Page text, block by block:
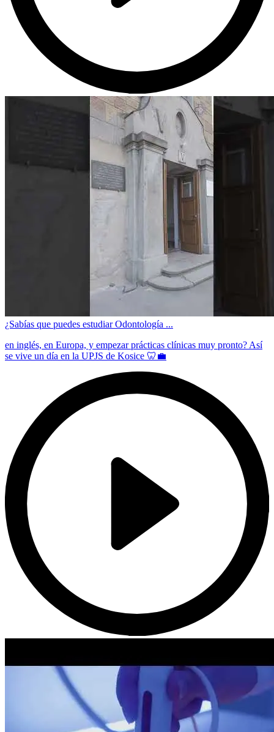
¿Sabías que puedes estudiar Odontología ...
en inglés, en Europa, y empezar prácticas clínicas muy pronto? Así
se vive un día en la UPJS de Kosice 🦷💼